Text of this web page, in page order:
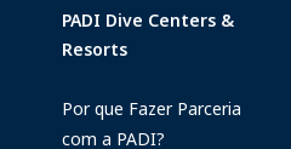
PADI Dive Centers &
Resorts
Por que Fazer Parceria
com a PADI?